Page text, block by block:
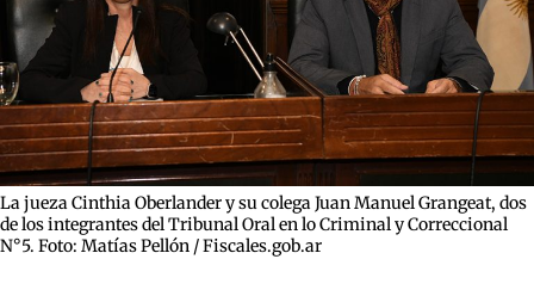
La jueza Cinthia Oberlander y su colega Juan Manuel Grangeat, dos
de los integrantes del Tribunal Oral en lo Criminal y Correccional
N°5. Foto: Matías Pellón / Fiscales.gob.ar